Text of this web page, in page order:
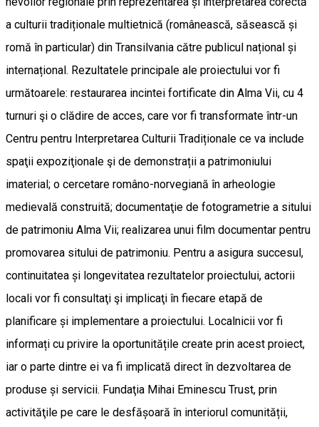
a culturii tradiționale multietnică (românească, săsească și
romă în particular) din Transilvania către publicul național și
internațional. Rezultatele principale ale proiectului vor fi
următoarele: restaurarea incintei fortificate din Alma Vii, cu 4
turnuri şi o clădire de acces, care vor fi transformate într-un
Centru pentru Interpretarea Culturii Tradiționale ce va include
spaţii expoziţionale şi de demonstrații a patrimoniului
imaterial; o cercetare româno-norvegiană în arheologie
medievală construită; documentaţie de fotogrametrie a sitului
de patrimoniu Alma Vii; realizarea unui film documentar pentru
promovarea sitului de patrimoniu. Pentru a asigura succesul,
continuitatea și longevitatea rezultatelor proiectului, actorii
locali vor fi consultaţi şi implicaţi în fiecare etapă de
planificare și implementare a proiectului. Localnicii vor fi
informați cu privire la oportunitățile create prin acest proiect,
iar o parte dintre ei va fi implicată direct în dezvoltarea de
produse și servicii. Fundaţia Mihai Eminescu Trust, prin
activităţile pe care le desfășoară în interiorul comunității,